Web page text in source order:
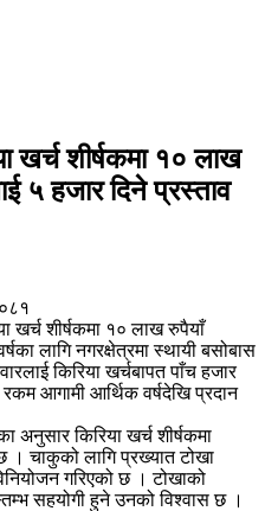
खर्च शीर्षकमा १० लाख
५ हजार दिने प्रस्ताव
खर्च शीर्षकमा १० लाख रुपैयाँ
लागि नगरक्षेत्रमा स्थायी बसोबास
किरिया खर्चबापत पाँच हजार
आगामी आर्थिक वर्षदेखि प्रदान
अनुसार किरिया खर्च शीर्षकमा
चाकुको लागि प्रख्यात टोखा
गरिएको छ । टोखाको
सहयोगी हुने उनको विश्वास छ ।